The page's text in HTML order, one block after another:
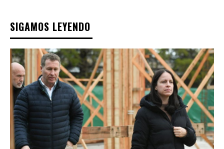
SIGAMOS LEYENDO